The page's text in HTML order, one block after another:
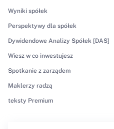
Wyniki spółek
Perspektywy dla spółek
Dywidendowe Analizy Spółek [DAS]
Wiesz w co inwestujesz
Spotkanie z zarządem
Maklerzy radzą
teksty Premium